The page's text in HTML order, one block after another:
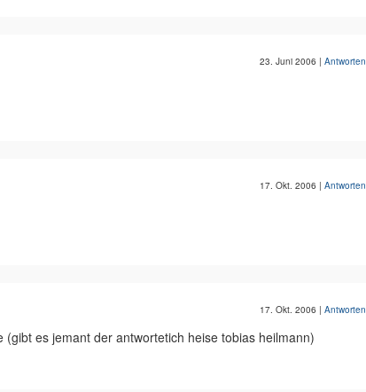
23. Juni 2006 | Antworten
17. Okt. 2006 | Antworten
17. Okt. 2006 | Antworten
es jemant der antwortetich heise tobias heilmann)